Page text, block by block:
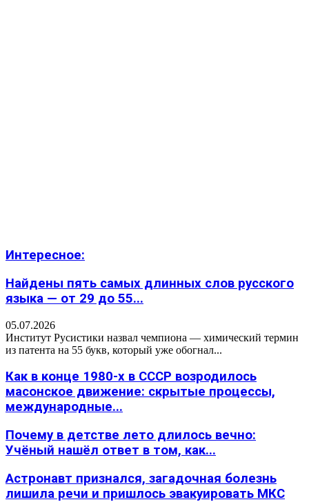
Интересное:
Найдены пять самых длинных слов русского
языка — от 29 до 55...
05.07.2026
Институт Русистики назвал чемпиона — химический термин
из патента на 55 букв, который уже обогнал...
Как в конце 1980-х в СССР возродилось
масонское движение: скрытые процессы,
международные...
Почему в детстве лето длилось вечно:
Учёный нашёл ответ в том, как...
Астронавт признался, загадочная болезнь
лишила речи и пришлось эвакуировать МКС